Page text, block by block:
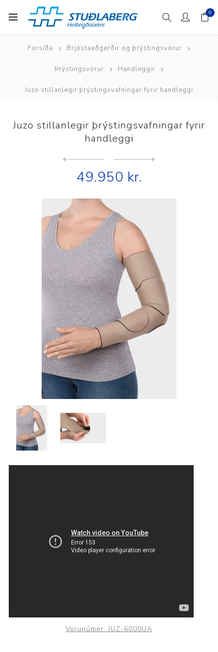
0
Forsíða Brjóstaaðgerðir og þrýstingsvörur
Þrýstingsvörur Handleggir
Juzo stillanlegir þrýstingsvafningar fyrir handleggi
Juzo stillanlegir þrýstingsvafningar fyrir
handleggi
49.950 kr.
Vörunúmer: JUZ-6000UA